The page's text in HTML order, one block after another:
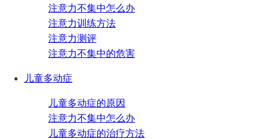
注意力不集中怎么办
注意力训练方法
注意力测评
注意力不集中的危害
儿童多动症
儿童多动症的原因
注意力不集中怎么办
儿童多动症的治疗方法